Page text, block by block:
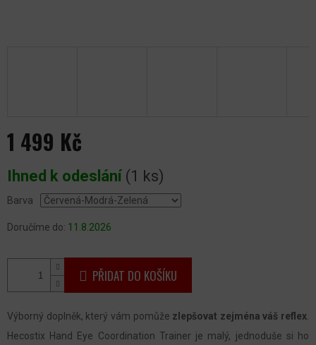
1 499 Kč
cena:
Ihned k odeslání (1 ks)
Barva
Doručíme do: 11.8.2026
PŘIDAT DO KOŠÍKU
Výborný doplněk, který vám pomůže zlepšovat zejména váš reflex
Hecostix Hand Eye Coordination Trainer je malý, jednoduše si ho